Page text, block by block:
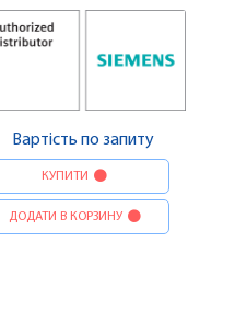
Вартість по запиту
КУПИТИ
ДОДАТИ В КОРЗИНУ